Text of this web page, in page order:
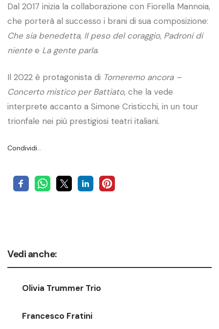
Dal 2017 inizia la collaborazione con Fiorella Mannoia,
che porterà al successo i brani di sua composizione:
Che sia benedetta, Il peso del coraggio, Padroni di
nientee La gente parla.
Il 2022 è protagonista di Torneremo ancora –
Concerto mistico per Battiato, che la vede
interprete accanto a Simone Cristicchi, in un tour
trionfale nei più prestigiosi teatri italiani.
Condividi…
Vedi anche:
Olivia Trummer Trio
Francesco Fratini